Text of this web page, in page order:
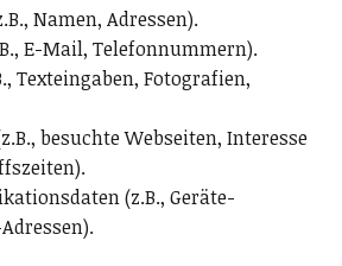
Namen, Adressen).
E-Mail, Telefonnummern).
Texteingaben, Fotografien,
besuchte Webseiten, Interesse
(z.B., Geräte-